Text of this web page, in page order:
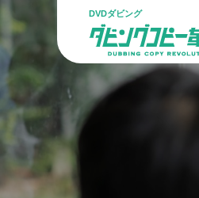
DVDダビング